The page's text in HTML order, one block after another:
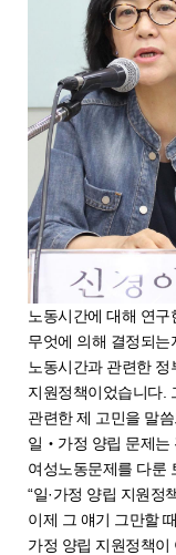
노동시간에 대해 연
무엇에 의해 결정되
노동시간과 관련한 정
지원정책이었습니다.
관련한 제 고민을 말
일‧가정 양립 문제는
여성노동문제를 다룬
“일·가정 양립 지원정
이제 그 얘기 그만할
가정 양립 지원정책